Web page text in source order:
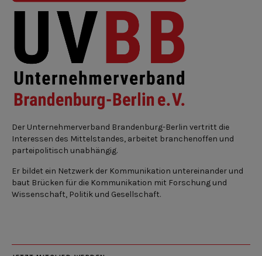
Der Unternehmerverband Brandenburg-Berlin vertritt die
Interessen des Mittelstandes, arbeitet branchenoffen und
parteipolitisch unabhängig.
Er bildet ein Netzwerk der Kommunikation untereinander und
baut Brücken für die Kommunikation mit Forschung und
Wissenschaft, Politik und Gesellschaft.